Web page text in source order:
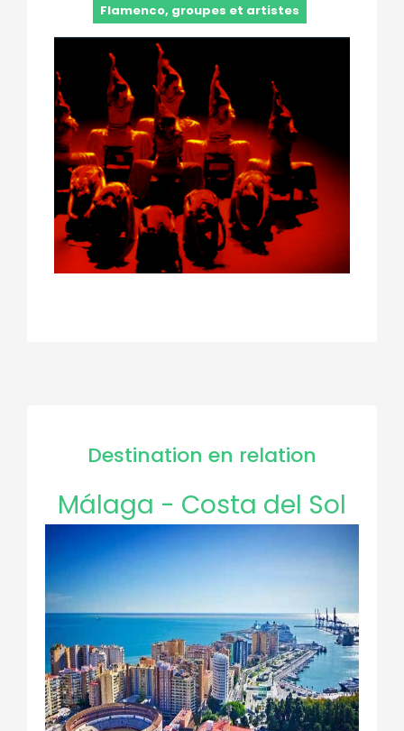
Flamenco, groupes et artistes
Destination en relation
Málaga - Costa del Sol